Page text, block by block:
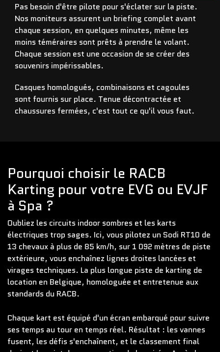
Pas besoin d'être pilote pour s'éclater sur la piste.
Nos moniteurs assurent un briefing complet avant
chaque session, en quelques minutes, même les
moins téméraires sont prêts à prendre le volant.
Chaque session est une occasion de se créer des
souvenirs impérissables.
Casques homologués, combinaisons et cagoules
sont fournis sur place. Tenue décontractée et
chaussures fermées, c'est tout ce qu'il vous faut.
Pourquoi choisir le RACB
Karting pour votre EVG ou EVJF
à Spa ?
Oubliez les circuits indoor sombres et les karts
électriques trop sages. Ici, vous pilotez un Sodi RT10 de
13 chevaux à plus de 85 km/h, sur 1 092 mètres de piste
extérieure, vous enchaînez lignes droites lancées et
virages techniques. La plus longue piste de karting de
location en Belgique, homologuée et entretenue aux
standards du RACB.
Chaque kart est équipé d'un écran embarqué pour suivre
ses temps au tour en temps réel. Résultat : les vannes
fusent, les défis s'enchaînent, et le classement final